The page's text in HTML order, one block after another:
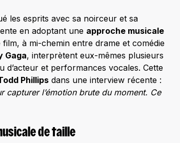
les esprits avec sa noirceur et sa
en adoptant une approche musicale
à mi-chemin entre drame et comédie
Gaga, interprètent eux-mêmes plusieurs
et performances vocales. Cette
Phillips dans une interview récente :
l’émotion brute du moment. Ce
de taille